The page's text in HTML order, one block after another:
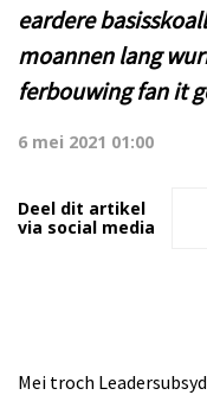
eardere
moannen lang
ferbouwing fan it
6 mei 2021 01:00
Deel dit artikel
via social media
Mei troch